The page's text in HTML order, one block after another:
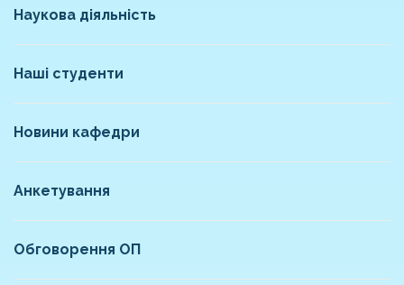
Наукова діяльність
Наші студенти
Новини кафедри
Анкетування
Обговорення ОП